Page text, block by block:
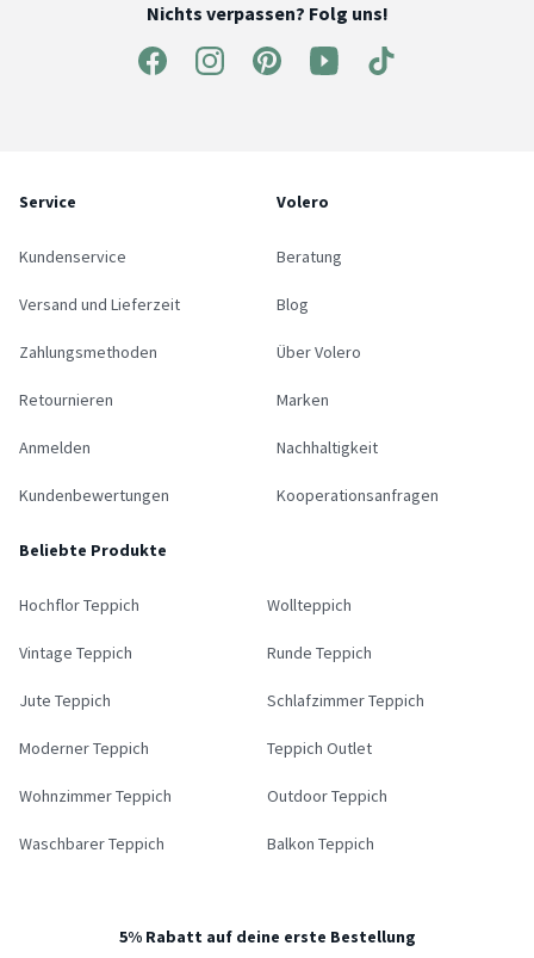
Nichts verpassen? Folg uns!
Service
Kundenservice
Versand und Lieferzeit
Zahlungsmethoden
Retournieren
Anmelden
Kundenbewertungen
Volero
Beratung
Blog
Über Volero
Marken
Nachhaltigkeit
Kooperationsanfragen
Beliebte Produkte
Hochflor Teppich Wollteppich
Vintage Teppich Runde Teppich
Jute Teppich Schlafzimmer Teppich
Moderner Teppich Teppich Outlet
Wohnzimmer Teppich Outdoor Teppich
Waschbarer Teppich Balkon Teppich
5% Rabatt auf deine erste Bestellung